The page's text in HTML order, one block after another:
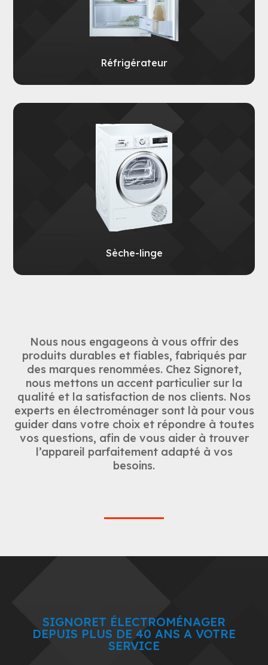
Réfrigérateur
Sèche-linge
Nous nous engageons à vous offrir des
produits durables et fiables, fabriqués par
des marques renommées. Chez Signoret,
nous mettons un accent particulier sur la
qualité et la satisfaction de nos clients. Nos
experts en électroménager sont là pour vous
guider dans votre choix et répondre à toutes
vos questions, afin de vous aider à trouver
l’appareil parfaitement adapté à vos
besoins.
SIGNORET ÉLECTROMÉNAGER
DEPUIS PLUS DE 40 ANS A VOTRE
SERVICE